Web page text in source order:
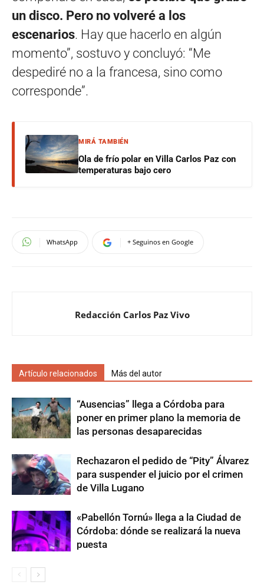
un disco. Pero no volveré a los
escenarios. Hay que hacerlo en algún
momento”, sostuvo y concluyó: “Me
despediré no a la francesa, sino como
corresponde”.
MIRÁ TAMBIÉN
Ola de frío polar en Villa Carlos Paz con
temperaturas bajo cero
WhatsApp + Seguinos en Google
Redacción Carlos Paz Vivo
Artículo relacionados Más del autor
“Ausencias” llega a Córdoba para
poner en primer plano la memoria de
las personas desaparecidas
Rechazaron el pedido de “Pity” Álvarez
para suspender el juicio por el crimen
de Villa Lugano
«Pabellón Tornú» llega a la Ciudad de
Córdoba: dónde se realizará la nueva
puesta